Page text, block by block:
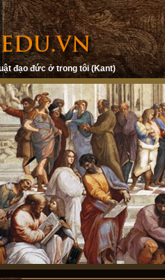
đạo đức ở trong tôi (Kant)